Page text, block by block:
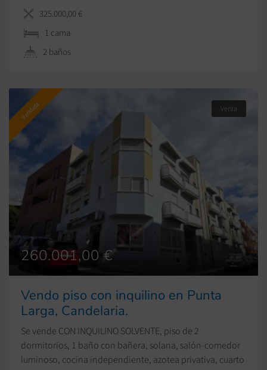
Puntallana, La Palma – Oportunidad Única ¡Descubre tu
refugio en el paraíso! Te presentamos esta encantadora
casa independiente ubicada en Puntallana, La Palma, en
una zona rural de ensueño con […]
325.000,00 €
1 cama
2 baños
Vendida Venta
260.001,00 €
Vendo piso con inquilino en Punta
Larga, Candelaria.
Se vende CON INQUILINO SOLVENTE, piso de 2
dormitorios, 1 baño con bañera, solana, salón-comedor
luminoso, cocina independiente, azotea privativa, cuarto